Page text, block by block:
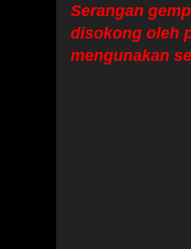
Serangan
disokong oleh
mengunakan